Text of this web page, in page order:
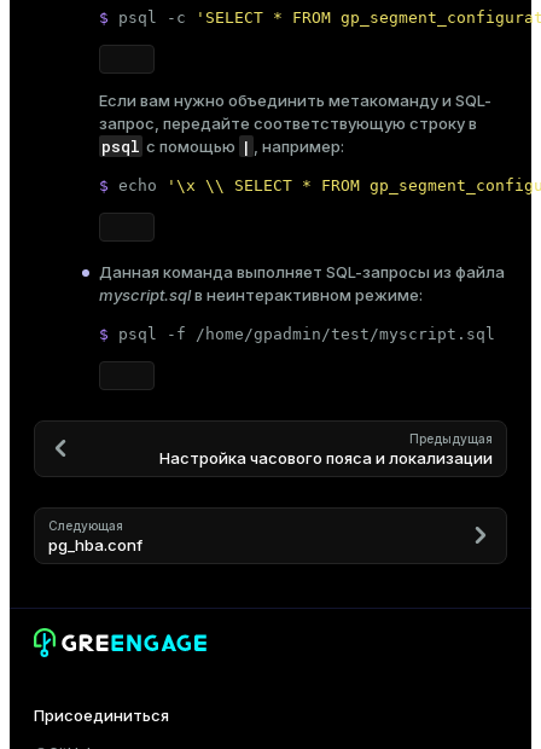
$ psql -c 'SELECT * FROM
Если вам нужно объединить метакоманду и SQL-
запрос, передайте соответствующую строку в
psql с помощью | , например:
$ echo '\x \\ SELECT * FROM
Данная команда выполняет SQL-запросы из файла
myscript.sqlв неинтерактивном режиме:
$ psql -f /home/gpadmin/test/myscript.sql
Предыдущая
Настройка часового пояса и локализации
Следующая
pg_hba.conf
Присоединиться